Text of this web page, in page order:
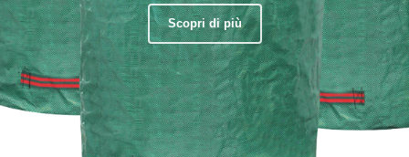
Scopri di più